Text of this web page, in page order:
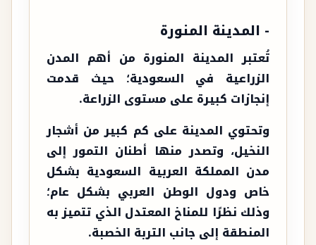
- المدينة المنورة
تُعتبر المدينة المنورة من أهم المدن
الزراعية في السعودية؛ حيث قدمت
إنجازات كبيرة على مستوى الزراعة.
وتحتوي المدينة على كم كبير من أشجار
النخيل، وتصدر منها أطنان التمور إلى
مدن المملكة العربية السعودية بشكل
خاص ودول الوطن العربي بشكل عام؛
وذلك نظرًا للمناخ المعتدل الذي تتميز به
المنطقة إلى جانب التربة الخصبة.